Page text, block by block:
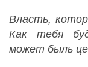
Власть,
Как тебя
может быль